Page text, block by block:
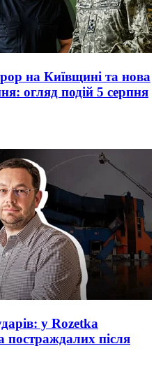
на Київщині та нова
огляд подій 5 серпня
у Rozetka
постраждалих після